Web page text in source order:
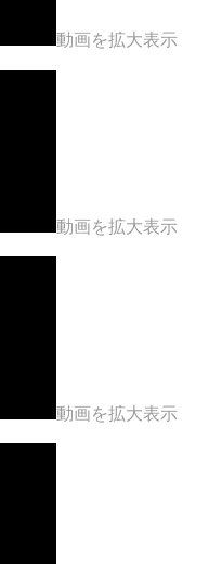
動画を拡大表示
動画を拡大表示
動画を拡大表示